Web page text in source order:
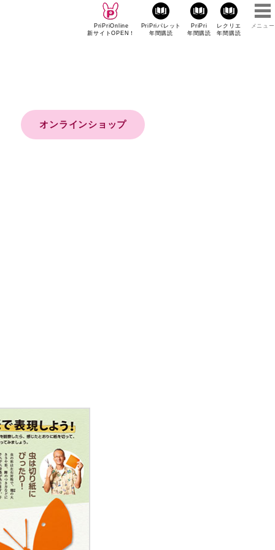
PriPriOnline
新サイトOPEN！
PriPriパレット
年間購読
PriPri
年間購読
レクリエ
年間購読
メニュー
オンラインショップ